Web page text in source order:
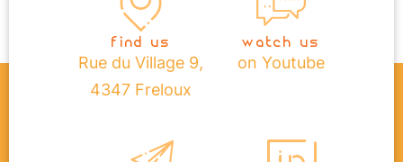
find us
Rue du Village 9,
4347 Freloux
watch us
on Youtube